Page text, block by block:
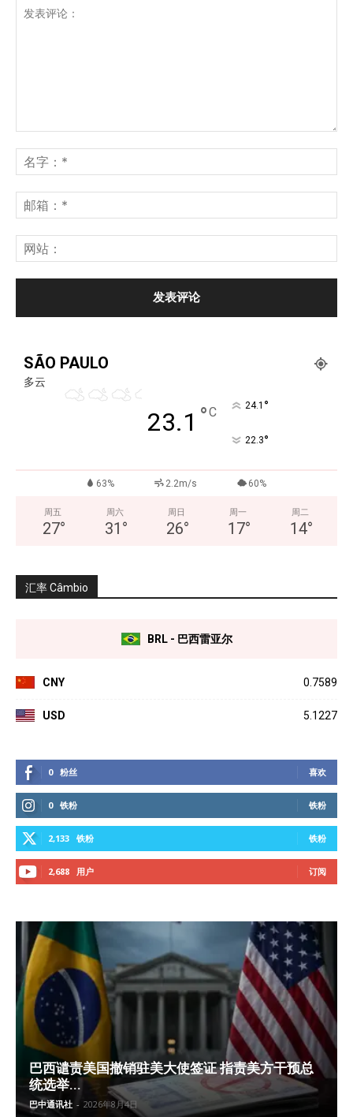
SÃO PAULO
多云
23.1 °C 24.1 °
22.3°
63% 2.2m/s 60%
周五
27°
周六
31 °
周日
26°
周一
17°
周二
14°
汇率 Câmbio
BRL - 巴西雷亚尔
CNY 0.7589
USD 5.1227
0 粉丝 喜欢
0 铁粉 铁粉
2,133 铁粉 铁粉
2,688 用户 订阅
巴西谴责美国撤销驻美大使签证 指责美方干预总
统选举...
巴中通讯社 - 2026年8月4日